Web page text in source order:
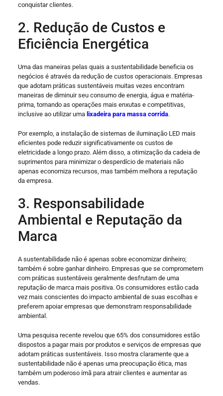
conquistar clientes.
2. Redução de Custos e
Eficiência Energética
Uma das maneiras pelas quais a sustentabilidade beneficia os
negócios é através da redução de custos operacionais. Empresas
que adotam práticas sustentáveis muitas vezes encontram
maneiras de diminuir seu consumo de energia, água e matéria-
prima, tornando as operações mais enxutas e competitivas,
inclusive ao utilizar uma lixadeira para massa corrida.
Por exemplo, a instalação de sistemas de iluminação LED mais
eficientes pode reduzir significativamente os custos de
eletricidade a longo prazo. Além disso, a otimização da cadeia de
suprimentos para minimizar o desperdício de materiais não
apenas economiza recursos, mas também melhora a reputação
da empresa.
3. Responsabilidade
Ambiental e Reputação da
Marca
A sustentabilidade não é apenas sobre economizar dinheiro;
também é sobre ganhar dinheiro. Empresas que se comprometem
com práticas sustentáveis ​​geralmente desfrutam de uma
reputação de marca mais positiva. Os consumidores estão cada
vez mais conscientes do impacto ambiental de suas escolhas e
preferem apoiar empresas que demonstram responsabilidade
ambiental.
Uma pesquisa recente revelou que 65% dos consumidores estão
dispostos a pagar mais por produtos e serviços de empresas que
adotam práticas sustentáveis. Isso mostra claramente que a
sustentabilidade não é apenas uma preocupação ética, mas
também um poderoso ímã para atrair clientes e aumentar as
vendas.